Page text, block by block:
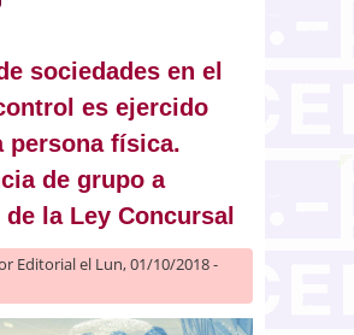
sociedades en el
es ejercido
persona física.
de grupo a
la Ley Concursal
Editorialel Lun, 01/10/2018 -